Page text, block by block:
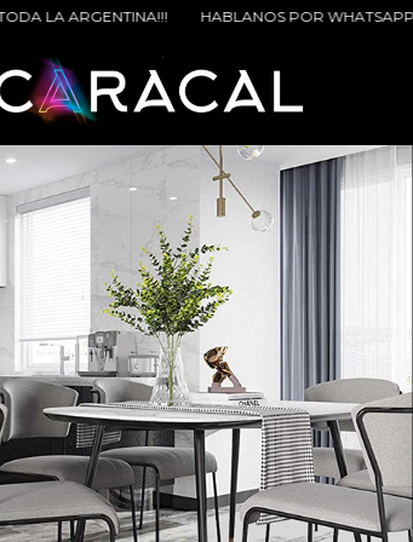
HABLANOS POR WHATSAPP PARA BENEFICIOS